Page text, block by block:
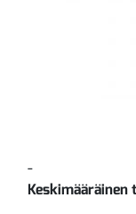
-